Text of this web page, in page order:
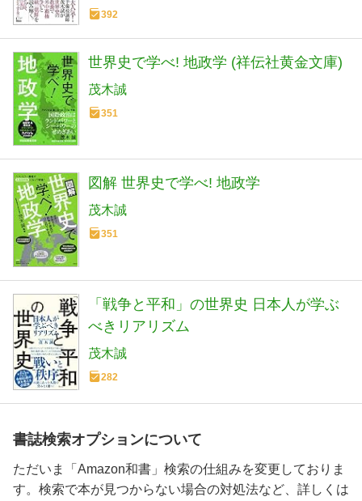
392
世界史で学べ! 地政学 (祥伝社黄金文庫)
茂木誠
351
図解 世界史で学べ! 地政学
茂木誠
351
「戦争と平和」の世界史 日本人が学ぶ
べきリアリズム
茂木誠
282
書誌検索オプションについて
ただいま「Amazon和書」検索の仕組みを変更しておりま
す。検索で本が見つからない場合の対処法など、詳しくは